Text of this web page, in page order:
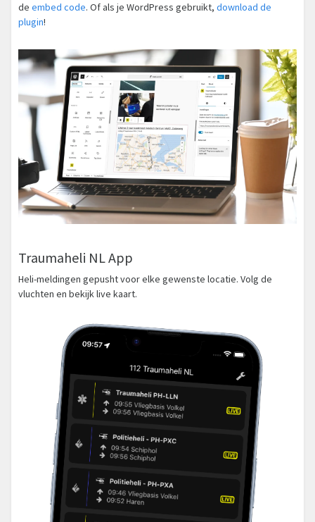
de embed code. Of als je WordPress gebruikt, download de
plugin!
Traumaheli NL App
Heli-meldingen gepusht voor elke gewenste locatie. Volg de
vluchten en bekijk live kaart.